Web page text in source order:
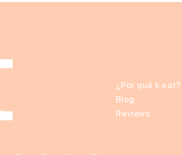
¿Por qué k.eat?
Blog
Reviews